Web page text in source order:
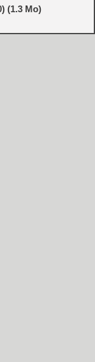
(1.3 Mo)